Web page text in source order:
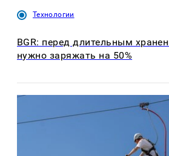
Технологии
BGR: перед длительным
нужно заряжать на 50%